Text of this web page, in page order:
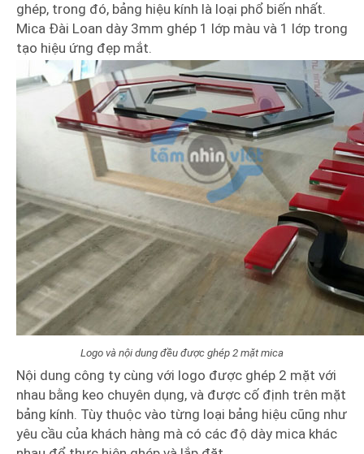
ghép, trong đó, bảng hiệu kính là loại phổ biến nhất.
Mica Đài Loan dày 3mm ghép 1 lớp màu và 1 lớp trong
tạo hiệu ứng đẹp mắt.
Logo và nội dung đều được ghép 2 mặt mica
Nội dung công ty cùng với logo được ghép 2 mặt với
nhau bằng keo chuyên dụng, và được cố định trên mặt
bảng kính. Tùy thuộc vào từng loại bảng hiệu cũng như
yêu cầu của khách hàng mà có các độ dày mica khác